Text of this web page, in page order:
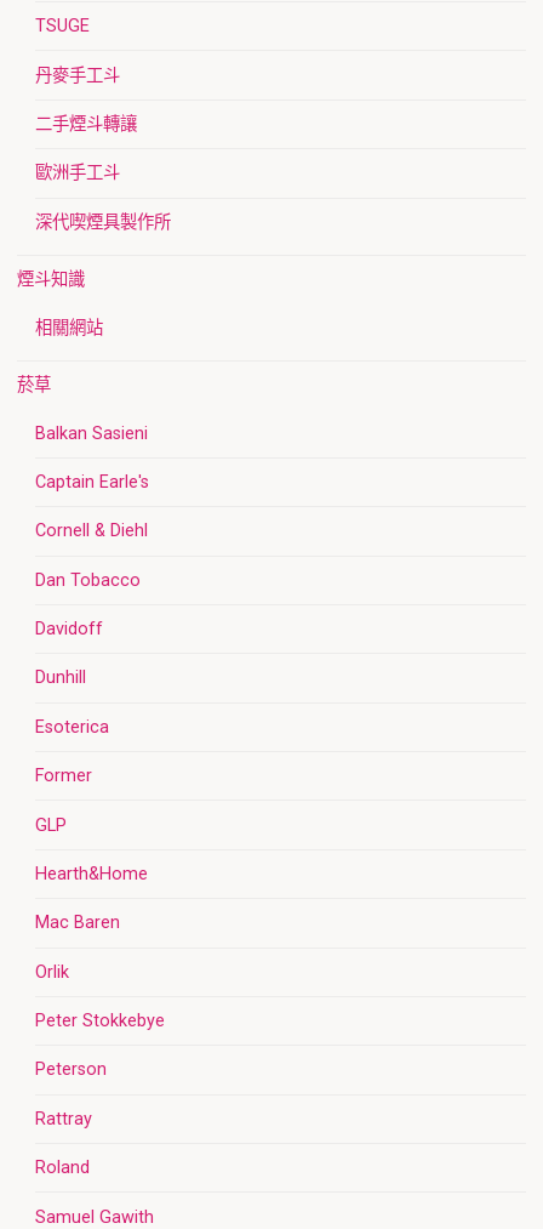
TSUGE
丹麥手工斗
二手煙斗轉讓
歐洲手工斗
深代喫煙具製作所
煙斗知識
相關網站
菸草
Balkan Sasieni
Captain Earle's
Cornell & Diehl
Dan Tobacco
Davidoff
Dunhill
Esoterica
Former
GLP
Hearth&Home
Mac Baren
Orlik
Peter Stokkebye
Peterson
Rattray
Roland
Samuel Gawith